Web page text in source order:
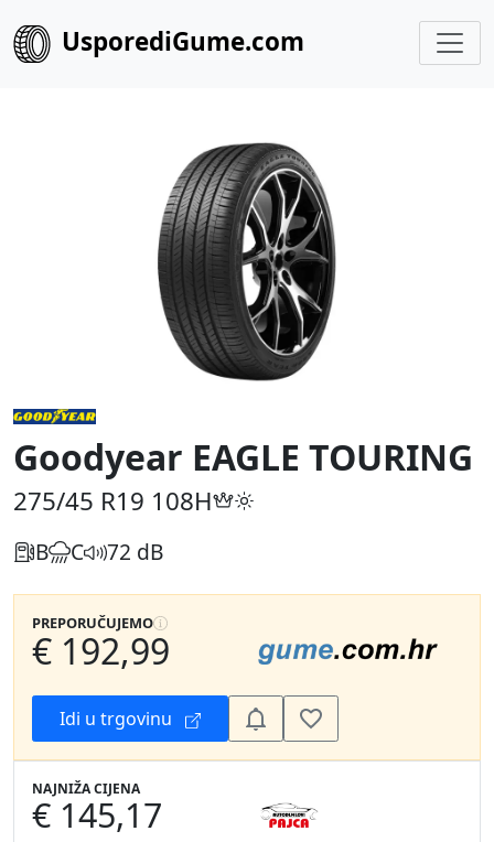
UsporediGume.com
Goodyear EAGLE TOURING
275/45 R19 108H
B C 72 dB
PREPORUČUJEMO
€ 192,99
Idi u trgovinu
NAJNIŽA CIJENA
€ 145,17